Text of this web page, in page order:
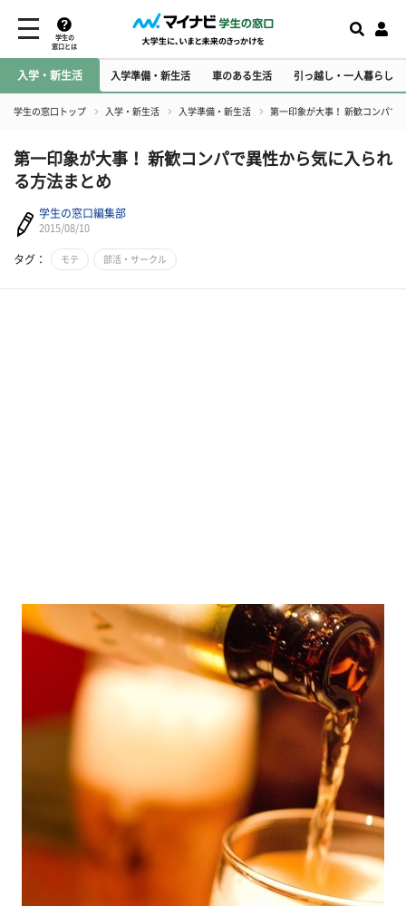
学生の
窓口とは
入学・新生活 入学準備・新生活 車のある生活 引っ越し・一人暮らし
学生の窓口トップ 入学・新生活 入学準備・新生活 第一印象が大事！ 新歓コンパで
第一印象が大事！ 新歓コンパで異性から気に入られ
る方法まとめ
学生の窓口編集部
2015/08/10
タグ： モテ 部活・サークル